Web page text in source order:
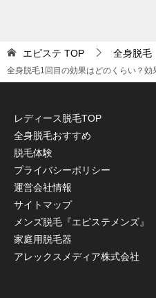
エピステ TOP 全身脱毛
全身脱毛1回目の効果はどのくらい？効
レディース脱毛TOP
全身脱毛おすすめ
脱毛体験
プライバシーポリシー
運営会社情報
サイトマップ
メンズ脱毛『エピステメンズ』
家庭用脱毛器
アレックスメディア株式会社